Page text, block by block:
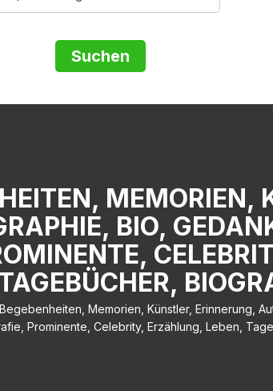
MEMORIEN,
BIO,
Memorien, Künstler, Erinnerung,
Prominente, Celebrity, Erzählung, Leben,